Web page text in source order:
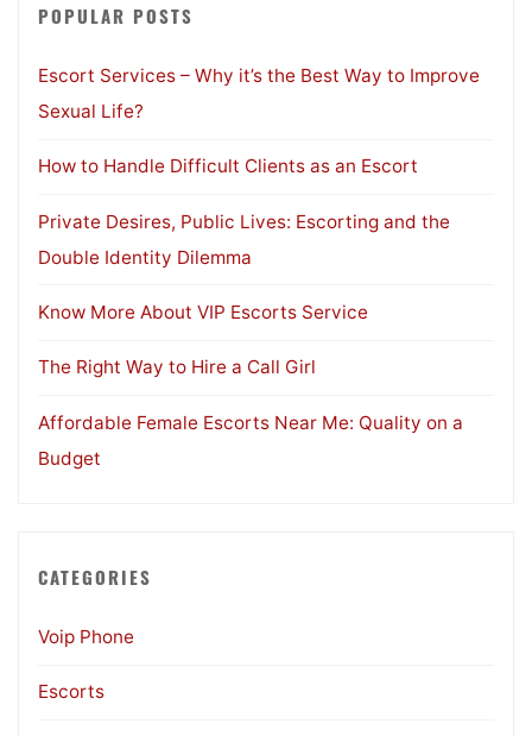
POPULAR POSTS
Escort Services – Why it’s the Best Way to Improve
Sexual Life?
How to Handle Difficult Clients as an Escort
Private Desires, Public Lives: Escorting and the
Double Identity Dilemma
Know More About VIP Escorts Service
The Right Way to Hire a Call Girl
Affordable Female Escorts Near Me: Quality on a
Budget
CATEGORIES
Voip Phone
Escorts